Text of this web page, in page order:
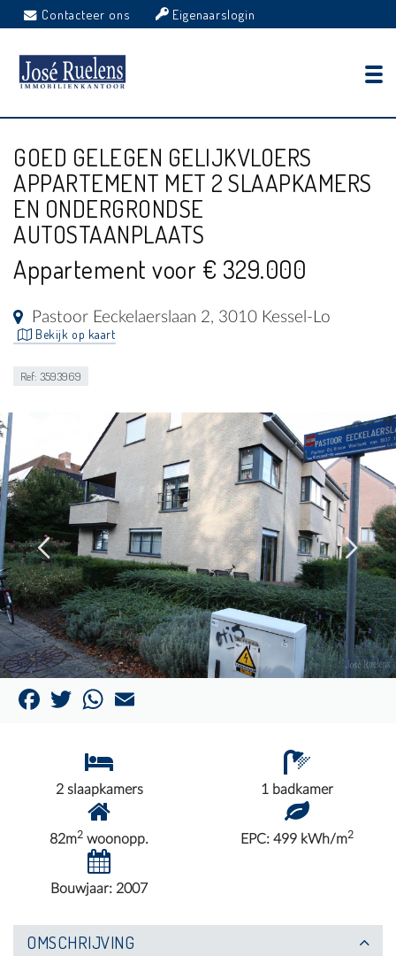
Contacteer ons Eigenaarslogin
GOED GELEGEN GELIJKVLOERS
APPARTEMENT MET 2 SLAAPKAMERS
EN ONDERGRONDSE
AUTOSTAANPLAATS
Appartement voor € 329.000
Pastoor Eeckelaerslaan 2, 3010 Kessel-Lo
Bekijk op kaart
Ref: 3593969
FacebookTwitterWhatsApp
2 slaapkamers 1 badkamer
82m2 woonopp. EPC: 499 kWh/m2
Bouwjaar: 2007
OMSCHRIJVING